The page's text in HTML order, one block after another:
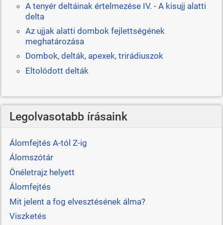
A tenyér deltáinak értelmezése IV. - A kisujj alatti
delta
Az ujjak alatti dombok fejlettségének
meghatározása
Dombok, delták, apexek, trirádiuszok
Eltolódott delták
Legolvasotabb írásaink
Álomfejtés A-tól Z-ig
Álomszótár
Önéletrajz helyett
Álomfejtés
Mit jelent a fog elvesztésének álma?
Viszketés